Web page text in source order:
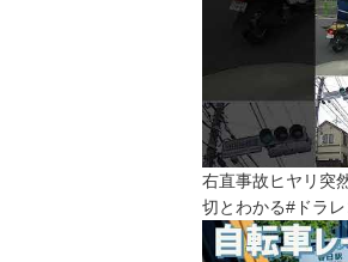
右直事故ヒヤリ突
切とわかる#ドラ